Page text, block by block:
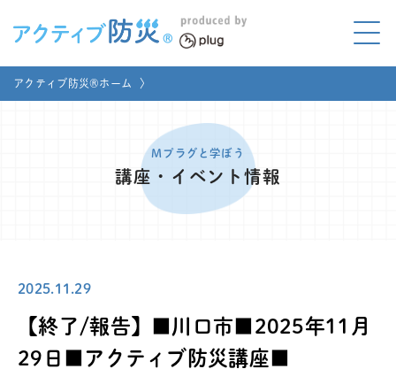
アクティブ防災とは?
家庭でやってみよう
メディア掲載
アクティブ防災®ホーム 〉
Mプラグと学ぼう
講座・イベント情報
2025.11.29
【終了/報告】■川口市■2025年11月
29日■アクティブ防災講座■